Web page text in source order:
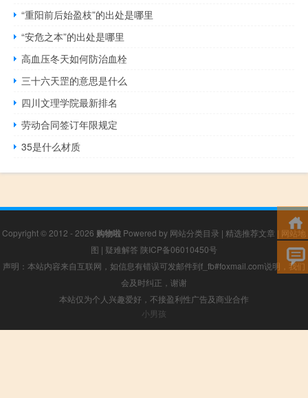
“重阳前后始盈枝”的出处是哪里
“安危之本”的出处是哪里
高血压冬天如何防治血栓
三十六天罡的意思是什么
四川文理学院最新排名
劳动合同签订年限规定
35是什么材质
Copyright © 2012 - 2026 购物啦 Powered by 网站分类目录 | 精选推荐文章 | 网站地
图 | 疑难解答 陕ICP备06010450号
声明：本站内容来自互联网，如信息有错误可发邮件到f_fb#foxmail.com说明，我们
会及时纠正，谢谢
本站仅为个人兴趣爱好，不接盈利性广告及商业合作
小男孩